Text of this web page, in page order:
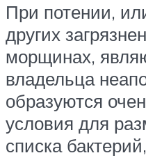
При потении,
других
морщинах,
владельца
образуются
условия для
списка